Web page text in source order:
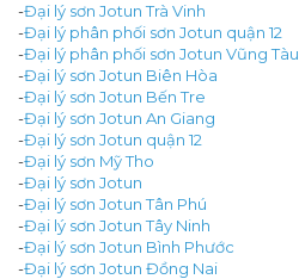
-Đại lý sơn Jotun Trà Vinh
-Đại lý phân phối sơn Jotun quận 12
-Đại lý phân phối sơn Jotun Vũng Tàu
-Đại lý sơn Jotun Biên Hòa
-Đại lý sơn Jotun Bến Tre
-Đại lý sơn Jotun An Giang
-Đại lý sơn Jotun quận 12
-Đại lý sơn Mỹ Tho
-Đại lý sơn Jotun
-Đại lý sơn Jotun Tân Phú
-Đại lý sơn Jotun Tây Ninh
-Đại lý sơn Jotun Bình Phước
-Đại lý sơn Jotun Đồng Nai